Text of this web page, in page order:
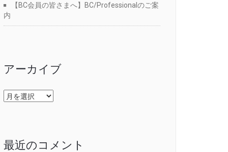
【BC会員の皆さまへ】BC/Professionalのご案
内
アーカイブ
ア
ー
最近のコメント